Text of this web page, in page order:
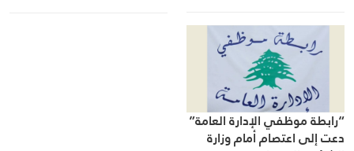
“رابطة موظفي الإدارة العامة”
دعت إلى اعتصام أمام وزارة